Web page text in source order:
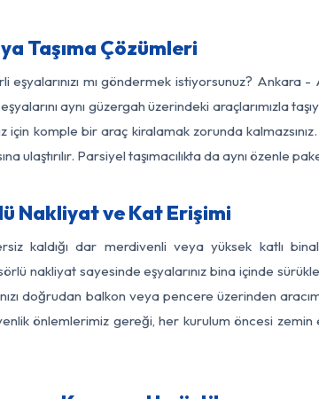
Taşıma Çözümleri
mı göndermek istiyorsunuz? Ankara
aynı güzergah üzerindeki araçlarımızla
komple bir araç kiralamak zorunda
ulaştırılır. Parsiyel taşımacılıkta da aynı özenle
Nakliyat ve Kat Erişimi
kaldığı dar merdivenli veya yüksek katlı
nakliyat sayesinde eşyalarınız bina içinde
doğrudan balkon veya pencere üzerinden
önlemlerimiz gereği, her kurulum öncesi